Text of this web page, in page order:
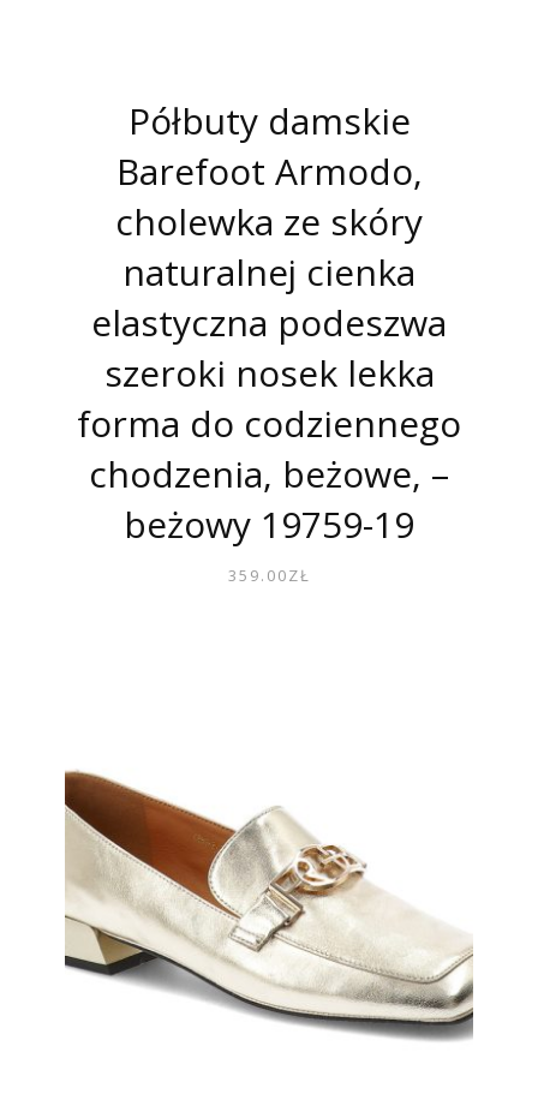
Półbuty damskie
Barefoot Armodo,
cholewka ze skóry
naturalnej cienka
elastyczna podeszwa
szeroki nosek lekka
forma do codziennego
chodzenia, beżowe, –
beżowy 19759-19
359.00ZŁ